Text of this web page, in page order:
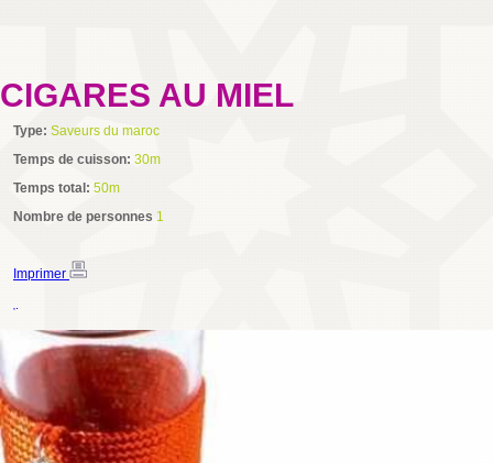
CIGARES AU MIEL
Type: Saveurs du maroc
Temps de cuisson: 30m
Temps total: 50m
Nombre de personnes 1
Imprimer